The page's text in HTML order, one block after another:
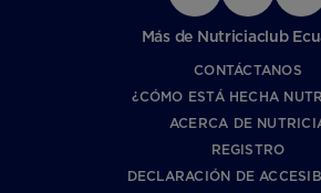
Más de Nutriciaclub
CONTÁCTANOS
¿CÓMO ESTÁ HECHA
ACERCA DE
REGISTRO
DECLARACIÓN DE